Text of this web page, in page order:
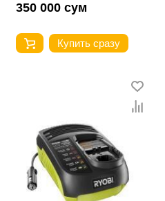
350 000 сум
Купить сразу